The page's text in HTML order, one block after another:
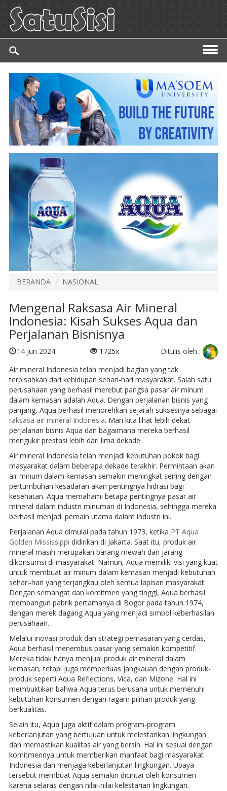
BERANDA NASIONAL
Mengenal Raksasa Air Mineral
Indonesia: Kisah Sukses Aqua dan
Perjalanan Bisnisnya
14 Jun 2024 1725x
Ditulis oleh :
Air mineral Indonesia telah menjadi bagian yang tak
terpisahkan dari kehidupan sehari-hari masyarakat. Salah satu
perusahaan yang berhasil merebut pangsa pasar air minum
dalam kemasan adalah Aqua. Dengan perjalanan bisnis yang
panjang, Aqua berhasil menorehkan sejarah suksesnya sebagai
raksasa air mineral Indonesia. Mari kita lihat lebih dekat
perjalanan bisnis Aqua dan bagaimana mereka berhasil
mengukir prestasi lebih dari lima dekade.
Air mineral Indonesia telah menjadi kebutuhan pokok bagi
masyarakat dalam beberapa dekade terakhir. Permintaan akan
air minum dalam kemasan semakin meningkat seiring dengan
pertumbuhan kesadaran akan pentingnya hidrasi bagi
kesehatan. Aqua memahami betapa pentingnya pasar air
mineral dalam industri minuman di Indonesia, sehingga mereka
berhasil menjadi pemain utama dalam industri ini.
Perjalanan Aqua dimulai pada tahun 1973, ketika PT Aqua
Golden Mississippi didirikan di Jakarta. Saat itu, produk air
mineral masih merupakan barang mewah dan jarang
dikonsumsi di masyarakat. Namun, Aqua memiliki visi yang kuat
untuk membuat air minum dalam kemasan menjadi kebutuhan
sehari-hari yang terjangkau oleh semua lapisan masyarakat.
Dengan semangat dan komitmen yang tinggi, Aqua berhasil
membangun pabrik pertamanya di Bogor pada tahun 1974,
dengan merek dagang Aqua yang menjadi simbol keberhasilan
perusahaan.
Melalui inovasi produk dan strategi pemasaran yang cerdas,
Aqua berhasil menembus pasar yang semakin kompetitif.
Mereka tidak hanya menjual produk air mineral dalam
kemasan, tetapi juga memperluas jangkauan dengan produk-
produk seperti Aqua Reflections, Vica, dan Mizone. Hal ini
membuktikan bahwa Aqua terus berusaha untuk memenuhi
kebutuhan konsumen dengan ragam pilihan produk yang
berkualitas.
Selain itu, Aqua juga aktif dalam program-program
keberlanjutan yang bertujuan untuk melestarikan lingkungan
dan memastikan kualitas air yang bersih. Hal ini sesuai dengan
komitmennya untuk memberikan manfaat bagi masyarakat
Indonesia dan menjaga keberlanjutan lingkungan. Upaya
tersebut membuat Aqua semakin dicintai oleh konsumen
karena selaras dengan nilai-nilai kelestarian lingkungan.